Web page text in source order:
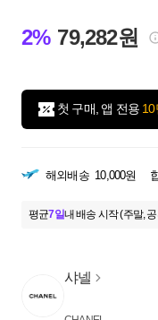
2% 79,282원
첫 구매, 앱 전용 10
해외배송 10,000원
평균7일내 배송 시작 (주말,
샤넬